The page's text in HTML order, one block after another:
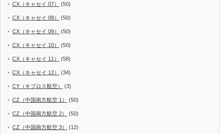
CX（キャセイ 07） (50)
CX（キャセイ 08） (50)
CX（キャセイ 09） (50)
CX（キャセイ 10） (50)
CX（キャセイ 11） (58)
CX（キャセイ 12） (34)
CY（キプロス航空） (3)
CZ（中国南方航空 1） (50)
CZ（中国南方航空 2） (50)
CZ（中国南方航空 3） (12)